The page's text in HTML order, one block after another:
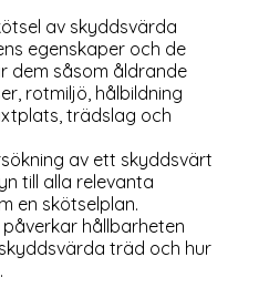
av skyddsvärda
egenskaper och de
dem såsom åldrande
rotmiljö, hålbildning
trädslag och
av ett skyddsvärt
till alla relevanta
en skötselplan.
hållbarheten
träd och hur